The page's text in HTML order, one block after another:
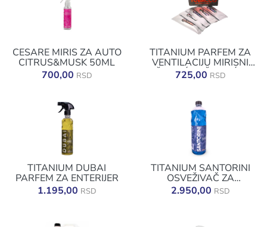
CESARE MIRIS ZA AUTO
CITRUS&MUSK 50ML
700,00 RSD
TITANIUM PARFEM ZA
VENTILACIJU MIRISNI
ŠTAPIĆI: 5 ŠTAPIĆA
TOBACCO
725,00 RSD
TITANIUM DUBAI
PARFEM ZA ENTERIJER
1.195,00 RSD
TITANIUM SANTORINI
OSVEŽIVAČ ZA
ENTERIJER 2,5L
2.950,00 RSD